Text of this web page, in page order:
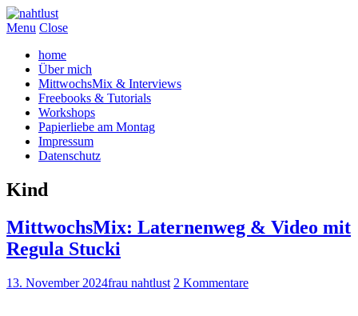
Menu Close
home
Über mich
MittwochsMix & Interviews
Freebooks & Tutorials
Workshops
Papierliebe am Montag
Impressum
Datenschutz
Kind
MittwochsMix: Laternenweg & Video mit
Regula Stucki
13. November 2024frau nahtlust 2 Kommentare